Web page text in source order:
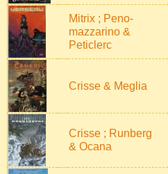
Mitrix ; Peno-
mazzarino &
Peticlerc
Crisse & Meglia
Crisse ; Runberg
& Ocana